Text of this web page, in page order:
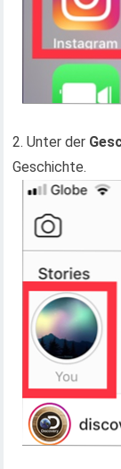
2. Unter der
Geschichte.